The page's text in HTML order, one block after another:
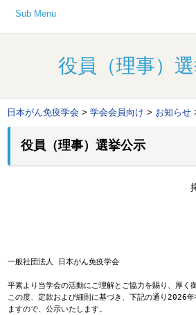
Sub Menu
役員（理事）
日本がん免疫学会 >学会会員向け > お知らせ
役員（理事）選挙公示
一般社団法人 日本がん免疫学会
平素より当学会の活動にご理解とご協力を賜り、厚く
この度、定款および細則に基づき、下記の通り2026
ますので、公示いたします。